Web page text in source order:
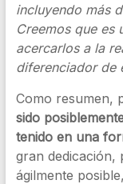
incluyendo más
Creemos que es
acercarlos a la
diferenciador de
Como resumen,
sido
tenido en una
gran dedicación,
ágilmente